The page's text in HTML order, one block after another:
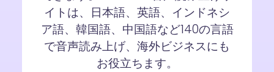
イトは、日本語、英語、インドネシ
ア語、韓国語、中国語など140の言語
で音声読み上げ、海外ビジネスにも
お役立ちます。